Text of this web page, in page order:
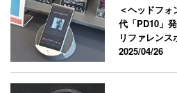
＜ヘッドフ
代「PD10」
リファレンス
2025/04/26